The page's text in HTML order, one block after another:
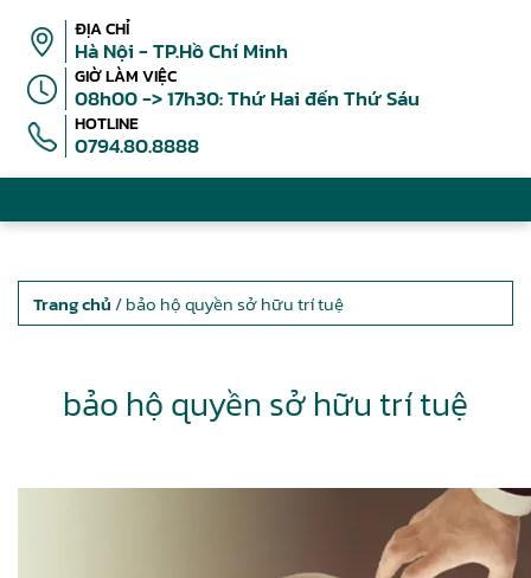
ĐỊA CHỈ
Hà Nội - TP.Hồ Chí Minh
GIỜ LÀM VIỆC
08h00 -> 17h30: Thứ Hai đến Thứ Sáu
HOTLINE
0794.80.8888
Trang chủ / bảo hộ quyền sở hữu trí tuệ
bảo hộ quyền sở hữu trí tuệ